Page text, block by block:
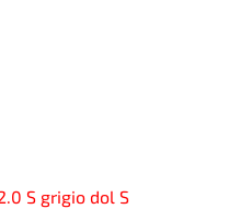
S grigio dol S